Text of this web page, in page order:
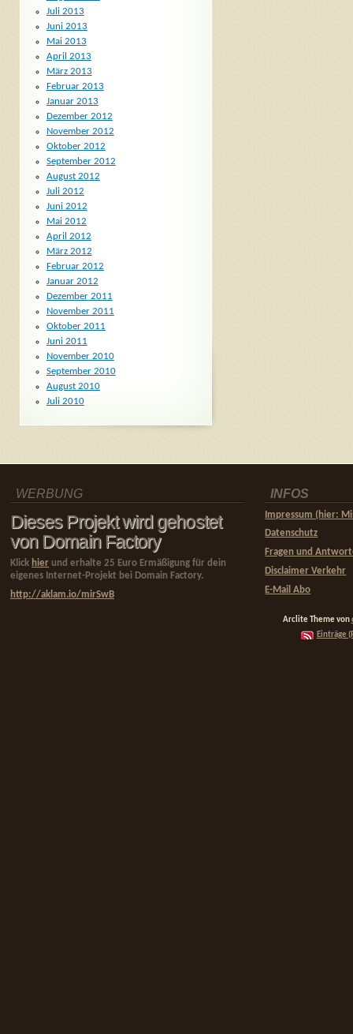
Juli 2013
Juni 2013
Mai 2013
April 2013
März 2013
Februar 2013
Januar 2013
Dezember 2012
November 2012
Oktober 2012
September 2012
August 2012
Juli 2012
Juni 2012
Mai 2012
April 2012
März 2012
Februar 2012
Januar 2012
Dezember 2011
November 2011
Oktober 2011
Juni 2011
November 2010
September 2010
August 2010
Juli 2010
WERBUNG
Dieses Projekt wird gehostet
von Domain Factory
Klick hier und erhalte 25 Euro Ermäßigung für dein
eigenes Internet-Projekt bei Domain Factory.
http://aklam.io/mirSwB
INFOS
Impressum (hier:
Datenschutz
Fragen und
Disclaimer Verkehr
E-Mail Abo
Arclite Theme von
Einträge